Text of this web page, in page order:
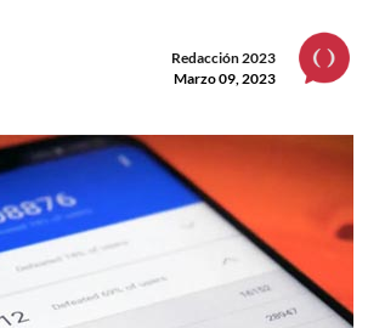
Redacción 2023
Marzo 09, 2023